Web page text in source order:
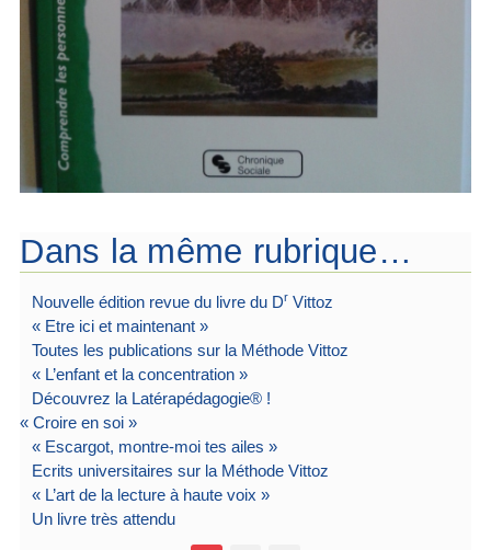
Dans la même rubrique…
Nouvelle édition revue du livre du Dr Vittoz
« Etre ici et maintenant »
Toutes les publications sur la Méthode Vittoz
« L’enfant et la concentration »
Découvrez la Latérapédagogie® !
« Croire en soi »
« Escargot, montre-moi tes ailes »
Ecrits universitaires sur la Méthode Vittoz
« L’art de la lecture à haute voix »
Un livre très attendu